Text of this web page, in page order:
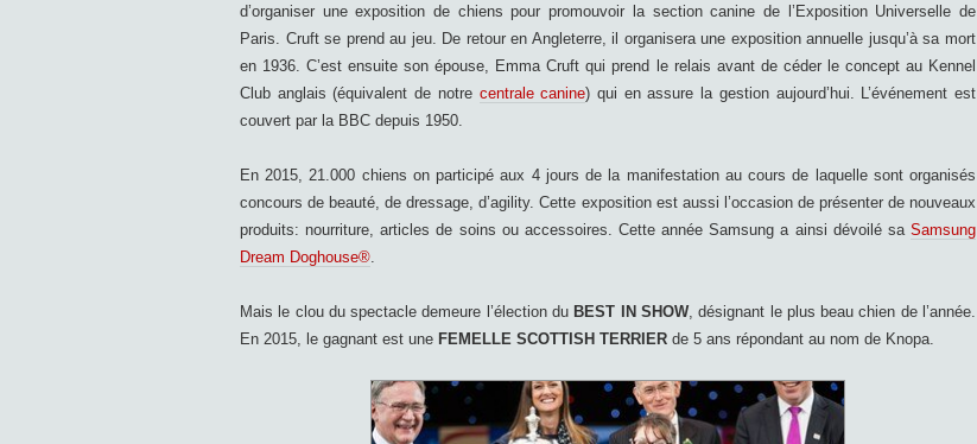
d’organiser une exposition de chiens pour promouvoir la section canine de l’Exposition Universelle de
Paris. Cruft se prend au jeu. De retour en Angleterre, il organisera une exposition annuelle jusqu’à sa mort
en 1936. C’est ensuite son épouse, Emma Cruft qui prend le relais avant de céder le concept au Kennel
Club anglais (équivalent de notre centrale canine) qui en assure la gestion aujourd’hui. L’événement est
couvert par la BBC depuis 1950.
En 2015, 21.000 chiens on participé aux 4 jours de la manifestation au cours de laquelle sont organisés
concours de beauté, de dressage, d’agility. Cette exposition est aussi l’occasion de présenter de nouveaux
produits: nourriture, articles de soins ou accessoires. Cette année Samsung a ainsi dévoilé sa Samsung
Dream Doghouse®
Mais le clou du spectacle demeure l’élection du BEST IN SHOW, désignant le plus beau chien de l’année.
En 2015, le gagnant est une FEMELLE SCOTTISH TERRIER de 5 ans répondant au nom de Knopa.